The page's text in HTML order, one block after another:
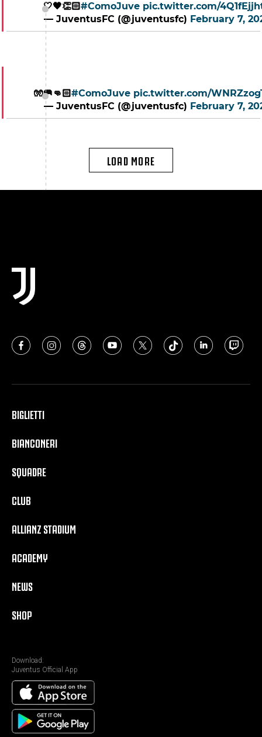
🤍🖤👏🏻#ComoJuve pic.twitter.com/
— JuventusFC (@juventusfc) February 7,
🧤🥅👊🏻#ComoJuve pic.twitter.com/
— JuventusFC (@juventusfc) February 7,
LOAD MORE
BIGLIETTI
BIANCONERI
SQUADRE
CLUB
ALLIANZ STADIUM
ACADEMY
NEWS
SHOP
Download:
Juventus Official App